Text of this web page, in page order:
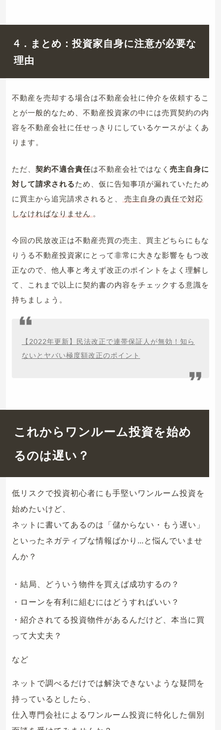
4．まとめ：投資家自身に注意が必要な
理由
不動産を売却する場合は不動産会社に仲介を依頼するこ
とが一般的なため、不動産投資家の中には売買契約の内
容を不動産会社に任せっきりにしているケースがよくあ
ります。
ただ、 契約不適合責任は不動産会社ではなく 売主自身に
対して請求されるため、仮に告知事項が漏れていたため
に買主から追完請求されると、
売主自身の責任で対応
しなければなりません 。
今回の民放改正は不動産売買の売主、買主どちらにもな
りうる不動産投資家にとって非常に大きな影響をもつ改
正なので、他人事と考えず改正のポイントをよく理解し
て、これまで以上に契約書の内容をチェックする意識を
持ちましょう。
【2022年更新】民法改正で連帯保証人が無効！知ら
ないとヤバい極度額改正のポイント
これからワンルーム投資を始め
るのは遅い？
低リスクで投資初心者にも手堅いワンルーム投資を
始めたいけど、
ネットに書いてあるのは「儲からない・もう遅い」
といったネガティブな情報ばかり…と悩んでいませ
んか？
・結局、どういう物件を買えば成功するの？
・ローンを有利に組むにはどうすればいい？
・紹介されてる投資物件があるんだけど、本当に買
って大丈夫？
など
ネットで調べるだけでは解決できないような疑問を
持っているとしたら、
仕入専門会社によるワンルーム投資に特化した個別